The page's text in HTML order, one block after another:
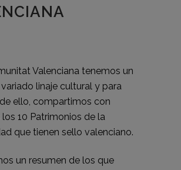
Valenciana tenemos un
linaje cultural y para
ello, compartimos con
10 Patrimonios de la
que tienen sello valenciano.
un resumen de los que